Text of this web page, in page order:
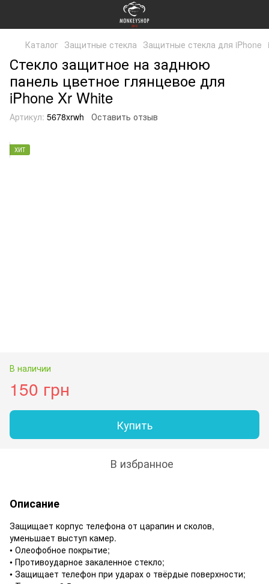
Каталог Защитные стекла Защитные стекла для iPhone
Стекло защитное на заднюю
панель цветное глянцевое для
iPhone Xr White
Артикул: 5678xrwh Оставить отзыв
ХИТ
В наличии
150 грн
Купить
В избранное
Описание
Защищает корпус телефона от царапин и сколов,
уменьшает выступ камер.
• Олеофобное покрытие;
• Противоударное закаленное стекло;
• Защищает телефон при ударах о твёрдые поверхности;